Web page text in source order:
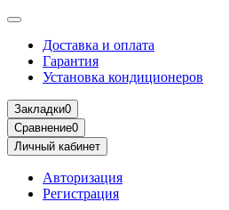
Доставка и оплата
Гарантия
Установка кондиционеров
Закладки0
Сравнение0
Личный кабинет
Авторизация
Регистрация